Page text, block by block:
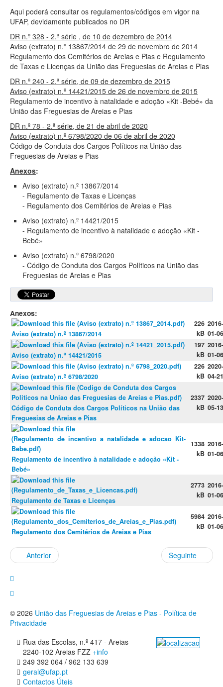
Aqui poderá consultar os regulamentos/códigos em vigor na
UFAP, devidamente publicados no DR
DR n.º 328 - 2.ª série , de 10 de dezembro de 2014
Aviso (extrato) n.º 13867/2014 de 29 de novembro de 2014
Regulamento dos Cemitérios de Areias e Pias e Regulamento
de Taxas e Licenças da União das Freguesias de Areias e Pias
DR n.º 240 - 2.ª série, de 09 de dezembro de 2015
Aviso (extrato) n.º 14421/2015 de 26 de novembro de 2015
Regulamento de incentivo à natalidade e adoção «Kit -Bebé» da
União das Freguesias de Areias e Pias
DR n.º 78 - 2.ª série, de 21 de abril de 2020
Aviso (extrato) n.º 6798/2020 de 06 de abril de 2020
Código de Conduta dos Cargos Políticos na União das
Freguesias de Areias e Pias
Anexos:
Aviso (extrato) n.º 13867/2014
- Regulamento de Taxas e Licenças
- Regulamento dos Cemitérios de Areias e Pias
Aviso (extrato) n.º 14421/2015
- Regulamento de incentivo à natalidade e adoção «Kit -
Bebé»
Aviso (extrato) n.º 6798/2020
- Código de Conduta dos Cargos Políticos na União das
Freguesias de Areias e Pias
Anexos:
Aviso (extrato) n.º 13867/2014
226
kB
2016-
01-06
Aviso (extrato) n.º 14421/2015
197
kB
2016-
01-06
Aviso (extrato) n.º 6798/2020
226
kB
2020-
04-21
Código de Conduta dos Cargos Políticos na União das
Freguesias de Areias e Pias
2337
kB
2020-
05-13
Regulamento de incentivo à natalidade e adoção «Kit -
Bebé»
1338
kB
2016-
01-06
Regulamento de Taxas e Licenças
2773
kB
2016-
01-06
Regulamento dos Cemitérios de Areias e Pias
5984
kB
2016-
01-06
Anterior Seguinte
© 2026 União das Freguesias de Areias e Pias - Política de
Privacidade
Rua das Escolas, n.º 417 - Areias
2240-102 Areias FZZ +info
249 392 064 / 962 133 639
geral@ufap.pt
Contactos Úteis